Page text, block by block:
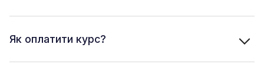
Як оплатити курс?